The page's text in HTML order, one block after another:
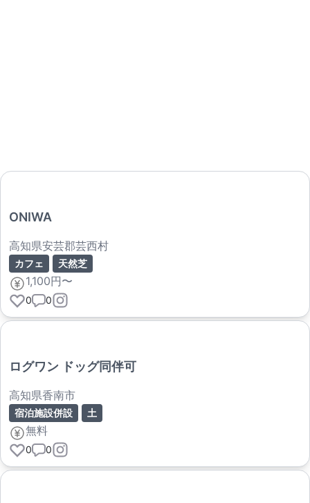
ONIWA
高知県安芸郡芸西村
カフェ 天然芝
1,100円〜
0 0
ログワン ドッグ同伴可
高知県香南市
宿泊施設併設 土
無料
0 0